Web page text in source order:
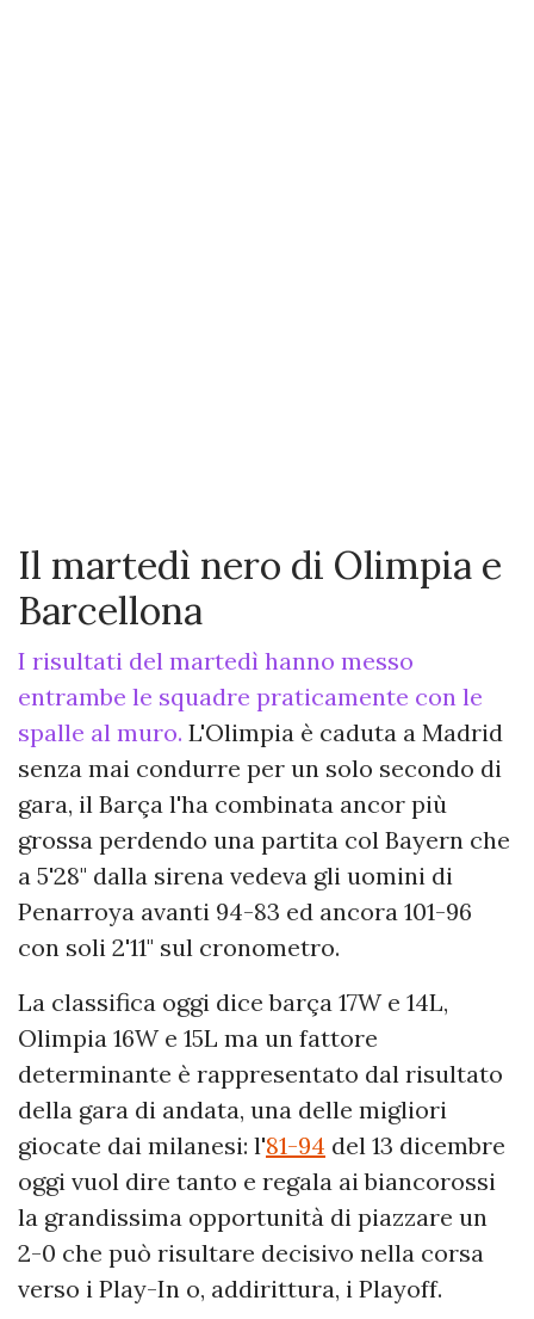
Il martedì nero di Olimpia e
Barcellona
I risultati del martedì hanno messo
entrambe le squadre praticamente con le
spalle al muro. L'Olimpia è caduta a Madrid
senza mai condurre per un solo secondo di
gara, il Barça l'ha combinata ancor più
grossa perdendo una partita col Bayern che
a 5'28" dalla sirena vedeva gli uomini di
Penarroya avanti 94-83 ed ancora 101-96
con soli 2'11" sul cronometro.
La classifica oggi dice barça 17W e 14L,
Olimpia 16W e 15L ma un fattore
determinante è rappresentato dal risultato
della gara di andata, una delle migliori
giocate dai milanesi: l'81-94 del 13 dicembre
oggi vuol dire tanto e regala ai biancorossi
la grandissima opportunità di piazzare un
2-0 che può risultare decisivo nella corsa
verso i Play-In o, addirittura, i Playoff.